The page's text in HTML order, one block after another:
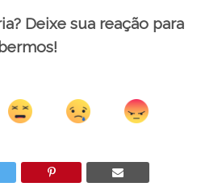
Deixe sua reação para